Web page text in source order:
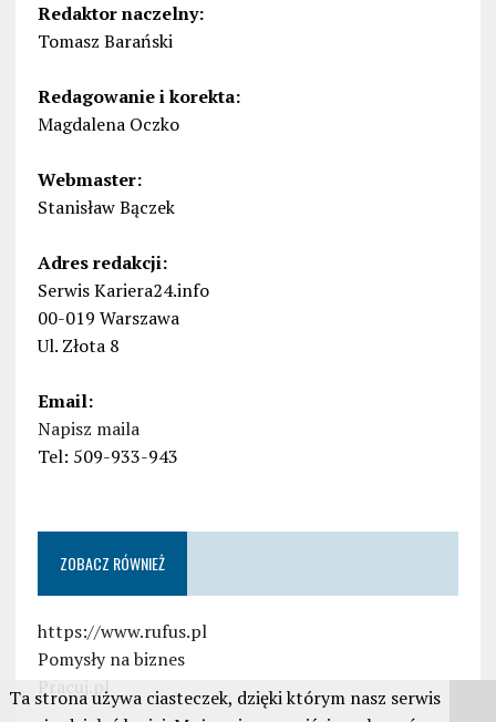
Redaktor naczelny:
Tomasz Barański
Redagowanie i korekta:
Magdalena Oczko
Webmaster:
Stanisław Bączek
Adres redakcji:
Serwis Kariera24.info
00-019 Warszawa
Ul. Złota 8
Email:
Napisz maila
Tel: 509-933-943
ZOBACZ RÓWNIEŻ
https://www.rufus.pl
Pomysły na biznes
Pracuj.pl
Ta strona używa ciasteczek, dzięki którym nasz serwis